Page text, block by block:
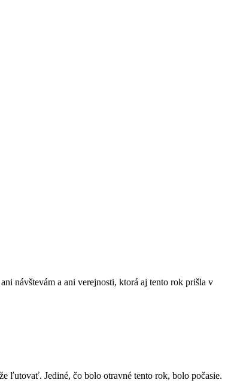
návštevám a ani verejnosti, ktorá aj tento rok prišla v
ľutovať. Jediné, čo bolo otravné tento rok, bolo počasie.